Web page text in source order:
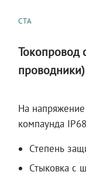
СТА
Токопровод
проводники)
На
компаунда
Степень
Стыковка с